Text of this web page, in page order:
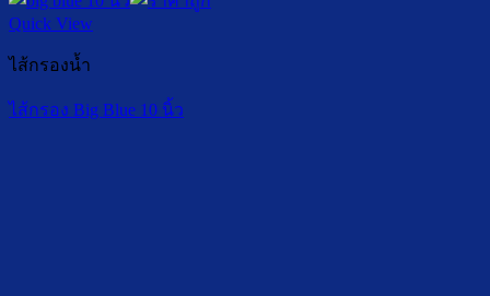
Quick View
ไส้กรองน้ำ
ไส้กรอง Big Blue 10 นิ้ว